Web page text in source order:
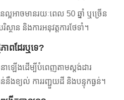
អអាចមានរយៈពេល 50 ឆ្នាំ ឬច្រើន
ាន និងការអនុវត្តការថែទាំ។
ាពដែរឬទេ?
នាឡើងដើម្បីបំពេញតាមស្តង់ដារ
នឹងខ្យល់ ការរញ្ជួយដី និងបន្ទុកធ្ងន់។